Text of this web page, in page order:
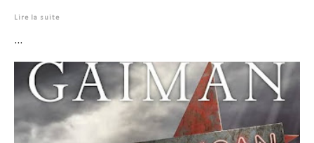
Lire la suite
...